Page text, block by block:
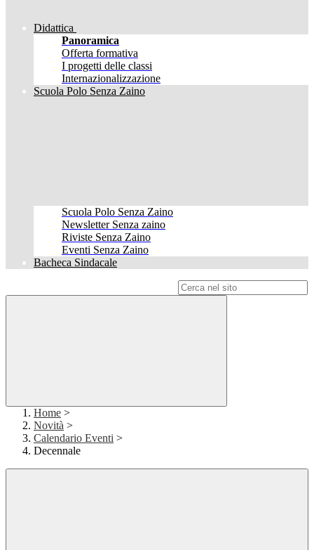
Didattica
Panoramica
Offerta formativa
I progetti delle classi
Internazionalizzazione
Scuola Polo Senza Zaino
Scuola Polo Senza Zaino
Newsletter Senza zaino
Riviste Senza Zaino
Eventi Senza Zaino
Bacheca Sindacale
Home >
Novità >
Calendario Eventi >
Decennale